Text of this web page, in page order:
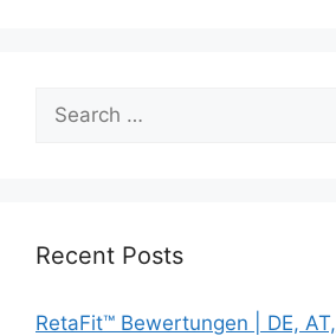
for:
Recent Posts
RetaFit™ Bewertungen | DE,